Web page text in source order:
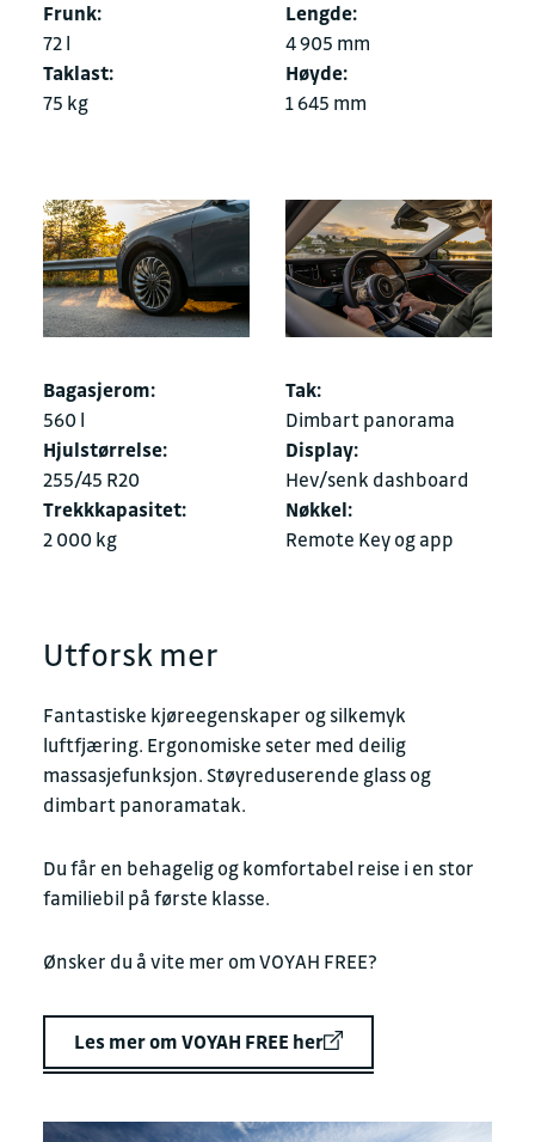
Frunk:
72 l
Taklast:
75 kg
Lengde:
4 905 mm
Høyde:
1 645 mm
Bagasjerom:
560 l
Hjulstørrelse:
255/45 R20
Trekkkapasitet:
2 000 kg
Tak:
Dimbart panorama
Display:
Hev/senk dashboard
Nøkkel:
Remote Key og app
Utforsk mer
Fantastiske kjøreegenskaper og silkemyk
luftfjæring. Ergonomiske seter med deilig
massasjefunksjon. Støyreduserende glass og
dimbart panoramatak.
Du får en behagelig og komfortabel reise i en stor
familiebil på første klasse.
Ønsker du å vite mer om VOYAH FREE?
Les mer om VOYAH FREE her